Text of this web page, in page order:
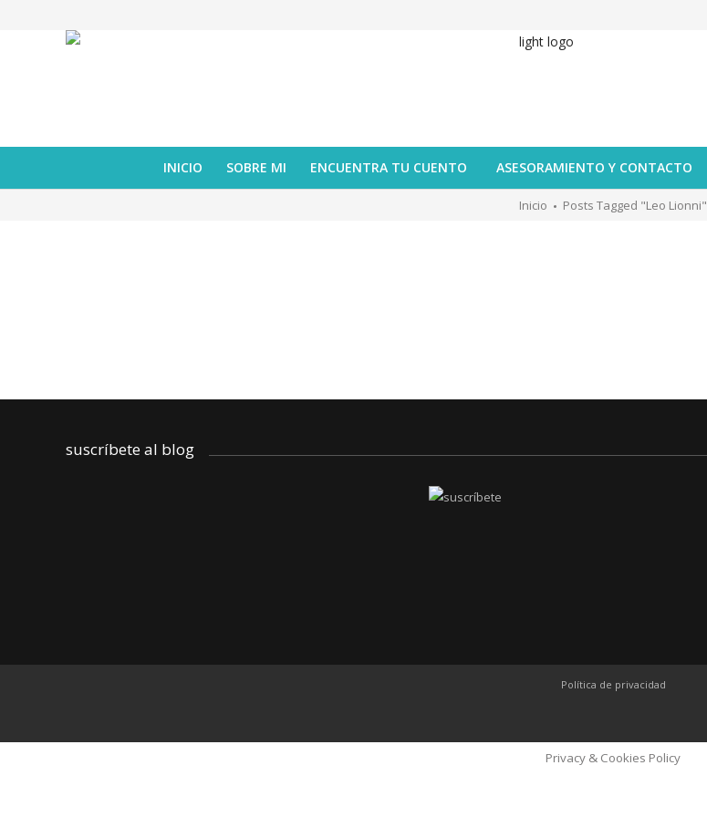
INICIO SOBRE MI ENCUENTRA TU CUENTO ASESORAMIENTO Y CONTACTO
Inicio Posts Tagged "Leo Lionni"
suscríbete al blog
Política de privacidad
Privacy & Cookies Policy